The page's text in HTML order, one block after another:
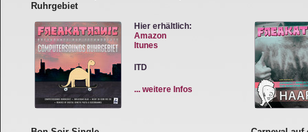
Ruhrgebiet
Hier erhältlich:
Amazon
Itunes
ITD
... weitere Infos